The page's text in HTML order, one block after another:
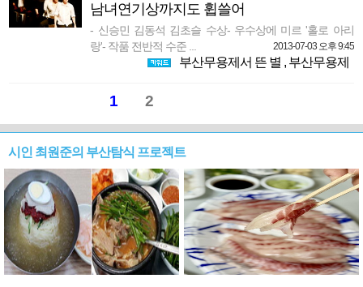
남녀연기상까지도 휩쓸어
- 신승민 김동석 김초슬 수상- 우수상에 미르 '홀로 아리
랑'- 작품 전반적 수준 ...
2013-07-03 오후 9:45
부산무용제서 뜬 별 , 부산무용제
1 2
시인 최원준의 부산탐식 프로젝트